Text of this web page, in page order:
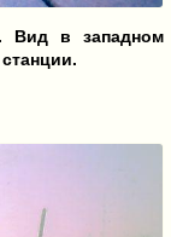
Вид в западном